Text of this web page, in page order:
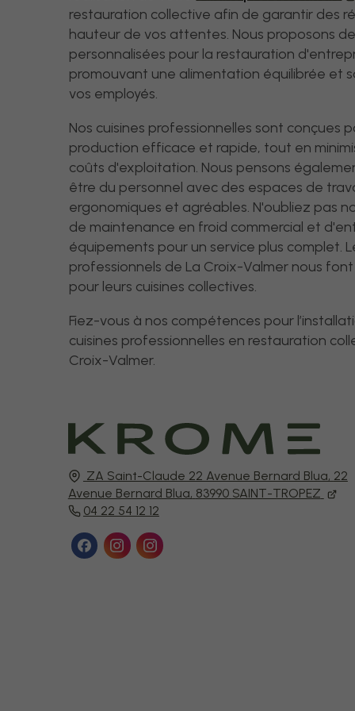
restauration collective afin de garantir des
hauteur de vos attentes. Nous proposons
personnalisées pour la restauration
promouvant une alimentation équilibrée et
vos employés.
Nos cuisines professionnelles sont conçues
production efficace et rapide, tout en
coûts d'exploitation. Nous pensons
être du personnel avec des espaces de
ergonomiques et agréables. N'oubliez pas
de maintenance en froid commercial et
équipements pour un service plus complet.
professionnels de La Croix-Valmer nous
pour leurs cuisines collectives.
Fiez-vous à nos compétences pour
cuisines professionnelles en restauration
Croix-Valmer.
ZA Saint-Claude 22 Avenue Bernard Blua, 22
Avenue Bernard Blua, 83990 SAINT-TROPEZ
04 22 54 12 12